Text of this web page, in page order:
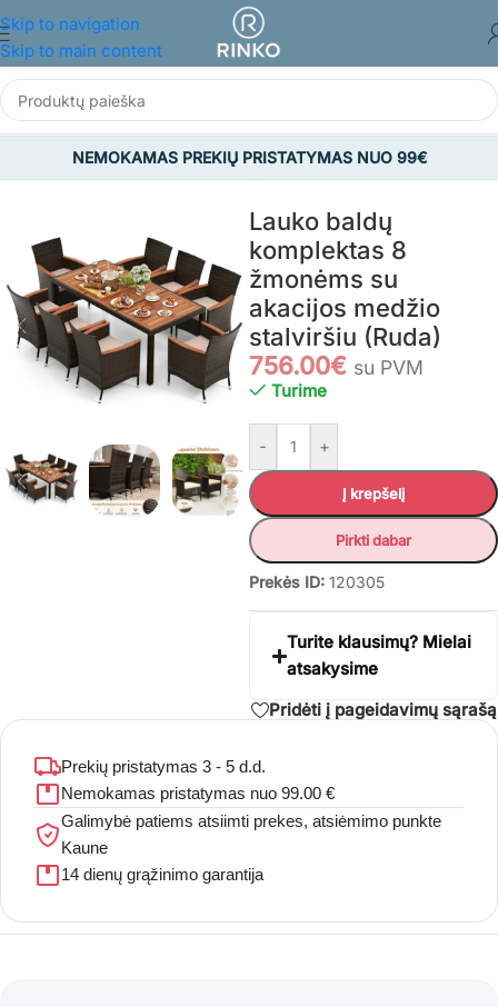
Skip to navigation
Skip to main content
NEMOKAMAS PREKIŲ PRISTATYMAS NUO 99€
SODAS/Sodo baldų komplektai
Lauko baldų
komplektas 8
žmonėms su
akacijos medžio
stalviršiu (Ruda)
756.00€ su PVM
Turime
- +
Į krepšelį
Pirkti dabar
Prekės ID: 120305
Turite klausimų? Mielai
atsakysime
Pridėti į pageidavimų sąrašą
Prekių pristatymas 3 - 5 d.d.
Nemokamas pristatymas nuo 99.00 €
Galimybė patiems atsiimti prekes, atsiėmimo punkte
Kaune
14 dienų grąžinimo garantija